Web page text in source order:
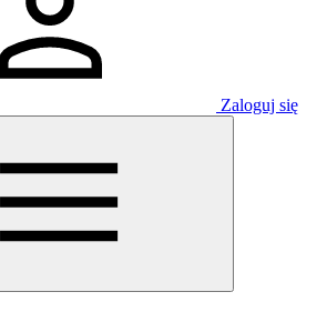
Zaloguj się